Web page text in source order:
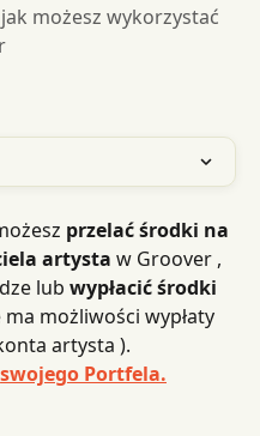
możesz wykorzystać
przelać środki na
artysta w Groover ,
lub wypłacić środki
ma możliwości wypłaty
artysta ).
swojego Portfela.